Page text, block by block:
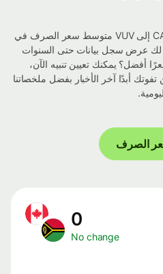
يستخدم مخططنا التفاعلي من CAD إلى VUV متوسط ​​سعر الصرف في
عرض سجل بيانات حتى السنوات
يمكنك تعيين تنبيه الآن،
أبدًا آخر الأخبار بفضل ملخصاتنا
الصرف
No change